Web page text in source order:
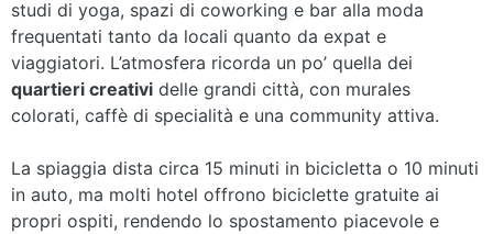
studi di yoga, spazi di coworking e bar alla moda
frequentati tanto da locali quanto da expat e
viaggiatori. L’atmosfera ricorda un po’ quella dei
quartieri creativi delle grandi città, con murales
colorati, caffè di specialità e una community attiva.
La spiaggia dista circa 15 minuti in bicicletta o 10 minuti
in auto, ma molti hotel offrono biciclette gratuite ai
propri ospiti, rendendo lo spostamento piacevole e